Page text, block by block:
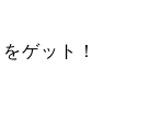
をゲット！